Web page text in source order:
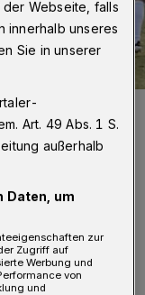
den CSC.
Webseite, falls
innerhalb unseres
Sie in unserer
Art. 49 Abs. 1 S.
außerhalb
Daten, um
zur
Zugriff auf
Werbung und
von
und